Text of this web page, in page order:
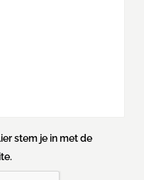
stem je in met de